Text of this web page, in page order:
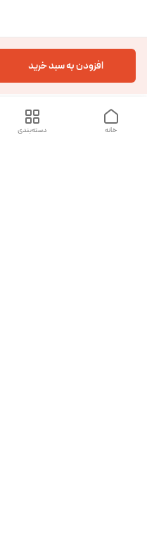
افزودن به سبد خرید
دسته‌بندی خانه